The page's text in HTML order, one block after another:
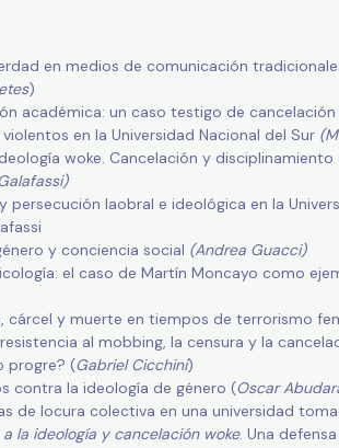
en medios de comunicación
)
académica: un caso testigo de cancelación
en la Universidad Nacional del Sur
woke. Cancelación y
laobral e ideológica en la
y conciencia social (Andrea Guacci)
el caso de Martín Moncayo como
cárcel y muerte en tiempos de terrorismo
al mobbing, la censura y la
progre? (Gabriel Cicchini)
contra la ideología de género (Oscar
de locura colectiva en una universidad
la ideología y cancelación woke. Una